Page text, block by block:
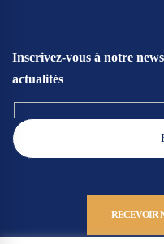
Inscrivez-vous à notre
actualités